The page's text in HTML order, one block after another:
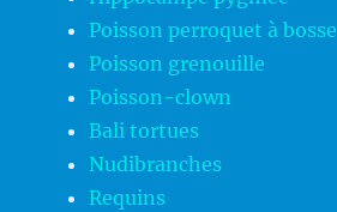
Poisson perroquet à bosse
Poisson grenouille
Poisson-clown
Bali tortues
Nudibranches
Requins